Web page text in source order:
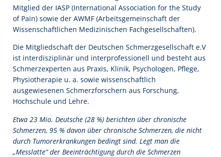
Mitglied der IASP (International Association for the Study
of Pain) sowie der AWMF (Arbeitsgemeinschaft der
Wissenschaftlichen Medizinischen Fachgesellschaften).
Die Mitgliedschaft der Deutschen Schmerzgesellschaft e.V
ist interdisziplinär und interprofessionell und besteht aus
Schmerzexperten aus Praxis, Klinik, Psychologen, Pflege,
Physiotherapie u. a. sowie wissenschaftlich
ausgewiesenen Schmerzforschern aus Forschung,
Hochschule und Lehre.
Etwa 23 Mio. Deutsche (28 %) berichten über chronische
Schmerzen, 95 % davon über chronische Schmerzen, die nicht
durch Tumorerkrankungen bedingt sind. Legt man die
„Messlatte“ der Beeinträchtigung durch die Schmerzen